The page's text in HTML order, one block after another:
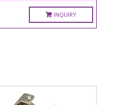
INQUIRY